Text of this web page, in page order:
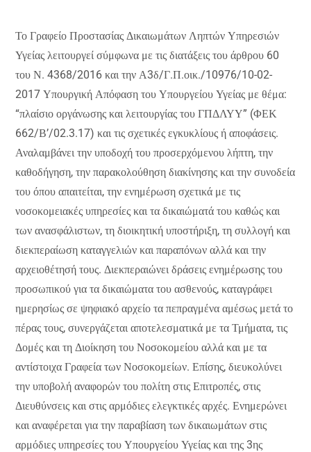
Το Γραφείο Προστασίας Δικαιωμάτων Ληπτών Υπηρεσιών
Υγείας λειτουργεί σύμφωνα με τις διατάξεις του άρθρου 60
του Ν. 4368/2016 και την Α3δ/Γ.Π.οικ./10976/10-02-
2017 Υπουργική Απόφαση του Υπουργείου Υγείας με θέμα:
“πλαίσιο οργάνωσης και λειτουργίας του ΓΠΔΛΥΥ” (ΦΕΚ
662/Β’/02.3.17) και τις σχετικές εγκυκλίους ή αποφάσεις.
Αναλαμβάνει την υποδοχή του προσερχόμενου λήπτη, την
καθοδήγηση, την παρακολούθηση διακίνησης και την συνοδεία
του όπου απαιτείται, την ενημέρωση σχετικά με τις
νοσοκομειακές υπηρεσίες και τα δικαιώματά του καθώς και
των ανασφάλιστων, τη διοικητική υποστήριξη, τη συλλογή και
διεκπεραίωση καταγγελιών και παραπόνων αλλά και την
αρχειοθέτησή τους. Διεκπεραιώνει δράσεις ενημέρωσης του
προσωπικού για τα δικαιώματα του ασθενούς, καταγράφει
ημερησίως σε ψηφιακό αρχείο τα πεπραγμένα αμέσως μετά το
πέρας τους, συνεργάζεται αποτελεσματικά με τα Τμήματα, τις
Δομές και τη Διοίκηση του Νοσοκομείου αλλά και με τα
αντίστοιχα Γραφεία των Νοσοκομείων. Επίσης, διευκολύνει
την υποβολή αναφορών του πολίτη στις Επιτροπές, στις
Διευθύνσεις και στις αρμόδιες ελεγκτικές αρχές. Ενημερώνει
και αναφέρεται για την παραβίαση των δικαιωμάτων στις
αρμόδιες υπηρεσίες του Υπουργείου Υγείας και της 3ης